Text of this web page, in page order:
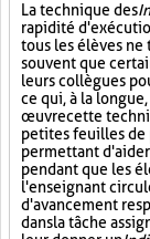
La technique des
rapidité
tous les élèves ne
souvent que
leurs collègues
ce qui, à la
œuvre cette
petites feuilles de
permettant
pendant que les
l'enseignant
d'avancement
dans la tâche